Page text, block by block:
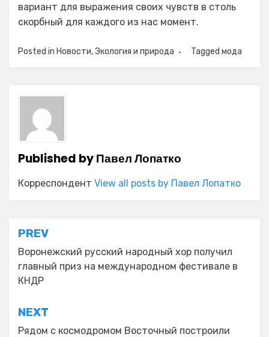
вариант для выражения своих чувств в столь
скорбный для каждого из нас момент.
Posted in Новости,Экология и природа Tagged мода
Published byПавел Лопатко
Корреспондент View all posts by Павел Лопатко
Навигация
по
записям
PREV
Воронежский русский народный хор получил
главный приз на международном фестивале в
КНДР
NEXT
Рядом с космодромом Восточный построили